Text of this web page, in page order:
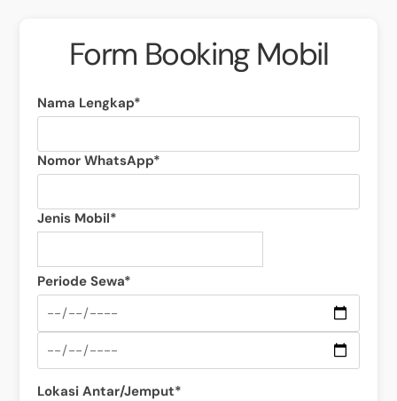
Form Booking Mobil
Nama Lengkap*
Nomor WhatsApp*
Jenis Mobil*
Periode Sewa*
Lokasi Antar/Jemput*